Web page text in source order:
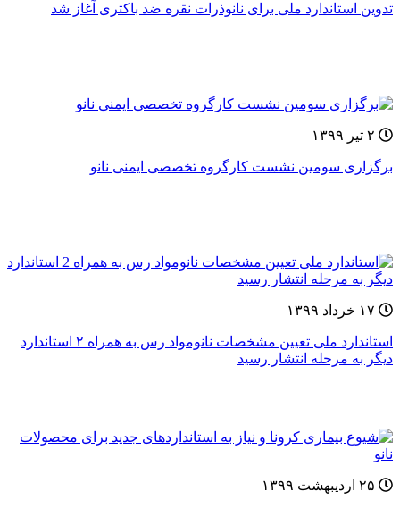
تدوین استاندارد ملی برای نانوذرات نقره ضد باکتری آغاز شد
برگزاری سومین نشست کارگروه تخصصی ایمنی نانو
استاندارد ملی تعیین مشخصات نانومواد رس به همراه ۲ استاندارد
دیگر به مرحله انتشار رسید